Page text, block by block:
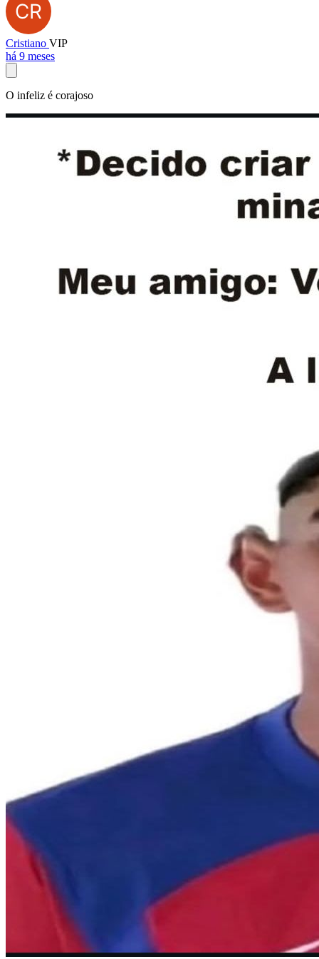
Cristiano VIP
há 9 meses
O infeliz é corajoso